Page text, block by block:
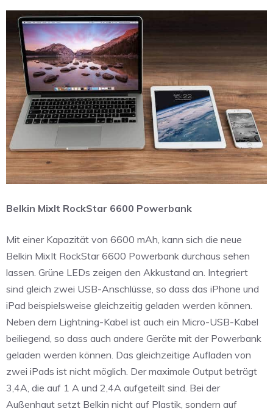
Belkin MixIt RockStar 6600 Powerbank
Mit einer Kapazität von 6600 mAh, kann sich die neue
Belkin MixIt RockStar 6600 Powerbank durchaus sehen
lassen. Grüne LEDs zeigen den Akkustand an. Integriert
sind gleich zwei USB-Anschlüsse, so dass das iPhone und
iPad beispielsweise gleichzeitig geladen werden können.
Neben dem Lightning-Kabel ist auch ein Micro-USB-Kabel
beiliegend, so dass auch andere Geräte mit der Powerbank
geladen werden können. Das gleichzeitige Aufladen von
zwei iPads ist nicht möglich. Der maximale Output beträgt
3,4A, die auf 1 A und 2,4A aufgeteilt sind. Bei der
Außenhaut setzt Belkin nicht auf Plastik, sondern auf